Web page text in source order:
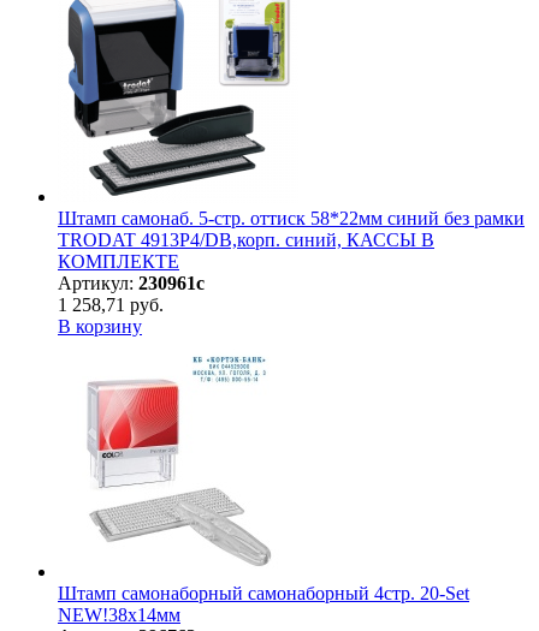
Штамп самонаб. 5-стр. оттиск 58*22мм синий без рамки
TRODAT 4913P4/DB,корп. синий, КАССЫ В
КОМПЛЕКТЕ
Артикул: 230961с
1 258,71 руб.
В корзину
Штамп самонаборный самонаборный 4стр. 20-Set
NEW!38х14мм